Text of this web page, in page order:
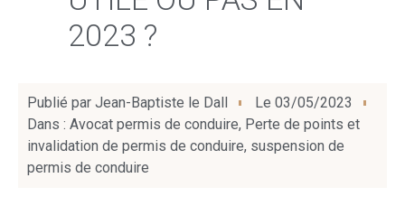
2023 ?
Publié par Jean-Baptiste le Dall Le 03/05/2023
Dans : Avocat permis de conduire, Perte de points et
invalidation de permis de conduire, suspension de
permis de conduire